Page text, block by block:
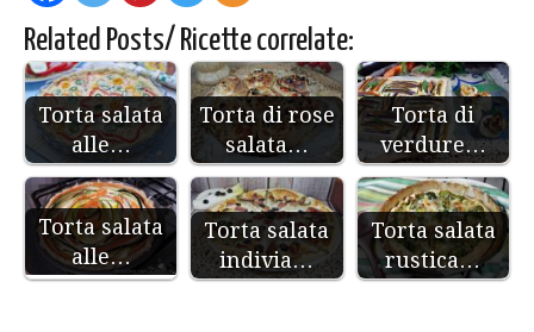
Related Posts/ Ricette correlate:
Torta salata
alle…
Torta di rose
salata…
Torta di
verdure…
Torta salata
alle…
Torta salata
indivia…
Torta salata
rustica…